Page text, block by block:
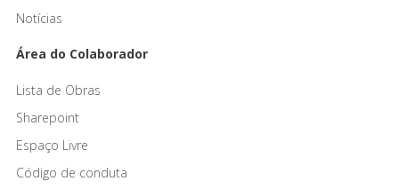
Notícias
Área do Colaborador
Lista de Obras
Sharepoint
Espaço Livre
Código de conduta